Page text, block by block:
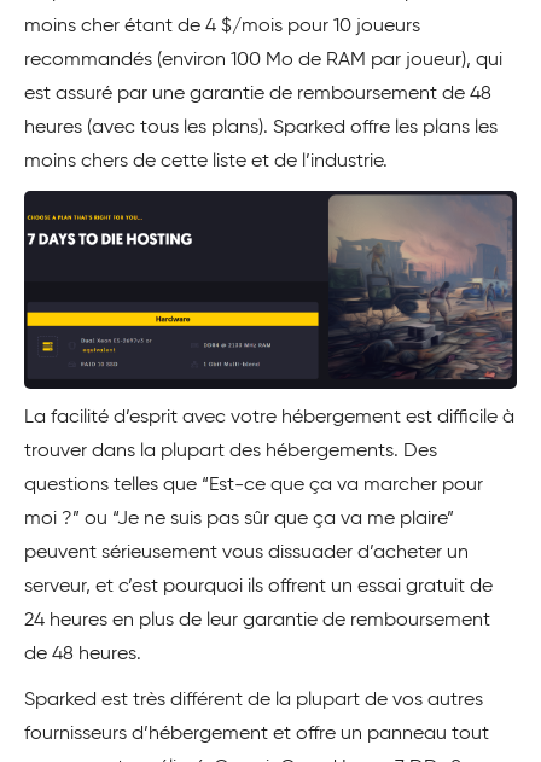
moins cher étant de 4 $/mois pour 10 joueurs
recommandés (environ 100 Mo de RAM par joueur), qui
est assuré par une garantie de remboursement de 48
heures (avec tous les plans). Sparked offre les plans les
moins chers de cette liste et de l’industrie.
La facilité d’esprit avec votre hébergement est difficile à
trouver dans la plupart des hébergements. Des
questions telles que “Est-ce que ça va marcher pour
moi ?” ou “Je ne suis pas sûr que ça va me plaire”
peuvent sérieusement vous dissuader d’acheter un
serveur, et c’est pourquoi ils offrent un essai gratuit de
24 heures en plus de leur garantie de remboursement
de 48 heures.
Sparked est très différent de la plupart de vos autres
fournisseurs d’hébergement et offre un panneau tout